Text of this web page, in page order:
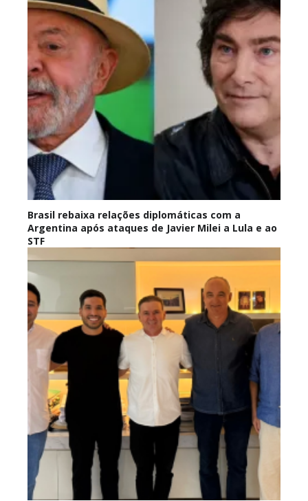
Brasil rebaixa relações diplomáticas com a
Argentina após ataques de Javier Milei a Lula e ao
STF